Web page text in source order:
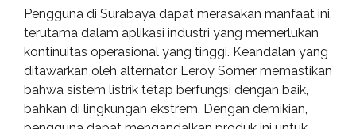
Pengguna di Surabaya dapat merasakan manfaat ini,
terutama dalam aplikasi industri yang memerlukan
kontinuitas operasional yang tinggi. Keandalan yang
ditawarkan oleh alternator Leroy Somer memastikan
bahwa sistem listrik tetap berfungsi dengan baik,
bahkan di lingkungan ekstrem. Dengan demikian,